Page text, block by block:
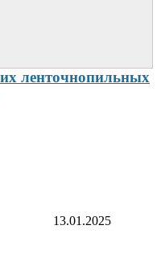
ленточнопильных
13.01.2025